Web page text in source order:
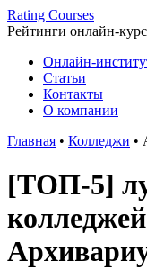
Rating Courses
Рейтинги онлайн-
Онлайн-
Статьи
Контакты
О компании
Главная • Колледжи •
[ТОП-5]